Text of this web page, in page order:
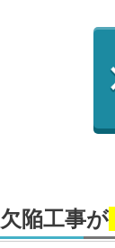
欠陥工事が